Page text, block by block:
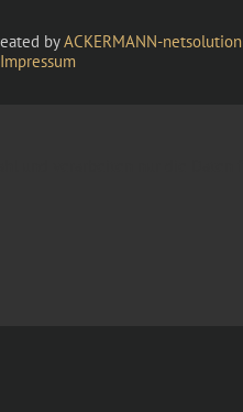
byACKERMANN-netsolution
Impressum